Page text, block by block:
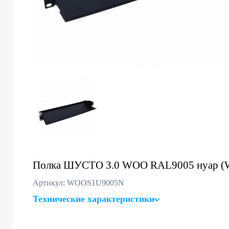
Полка ШУСТО 3.0 WOO RAL9005 нуар
Артикул: WOOS1U9005N
Технические характеристики